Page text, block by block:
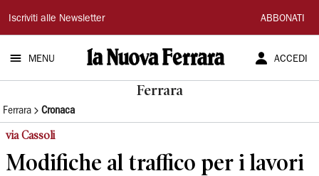
La
Nuova
Ferrara
Iscriviti alle Newsletter ABBONATI
MENU ACCEDI
Ferrara
Ferrara Cronaca
via Cassoli
Modifiche al traffico per i lavori